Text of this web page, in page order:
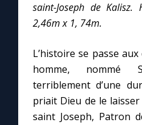
À la une
Chapelet pour le monde
Contact
saint-Joseph de Kalisz.
2,46m x 1, 74m.
L’histoire se passe
homme, nommé
terriblement d’une
priait Dieu de le laisser
saint Joseph, Patron